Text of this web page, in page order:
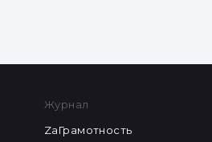
Журнал
ZaГрамотность